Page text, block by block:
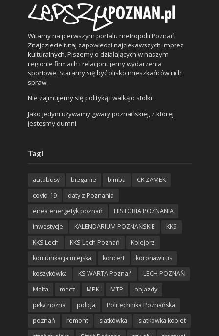
Witamy na pierwszym portalu metropolii Poznań.
Znajdziecie tutaj zapowiedzi najciekawszych imprez
kulturalnych. Piszemy o działających w naszym
regionie firmach i relacjonujemy wydarzenia
sportowe. Staramy się być blisko mieszkańców i ich
spraw.
Nie zajmujemy się polityką i walką o stołki.
Jako jedyni używamy gwary poznańskiej, z której
jesteśmy dumni.
Tagi
autobusy bieganie bimba
CK ZAMEK
covid-19
daty z Poznania
enea energetyk poznań
HISTORIA POZNANIA
inwestycje
KALENDARIUM POZNAŃSKIE
KKS
KKS Lech
KKS Lech Poznań
Kolejorz
komunikacja miejska
koncert
koronawirus
koszykówka
KS WARTA Poznań
LECH POZNAŃ
Malta
mecz MPK MTP
objazdy
piłka nożna
policja
Politechnika Poznańska
poznań
remont siatkówka
siatkówka kobiet